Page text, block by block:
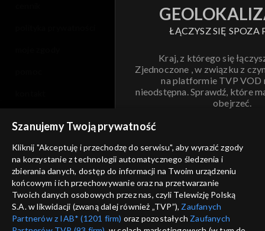
ŁĄCZYSZ SIĘ SPOZA
Kraj, z którego się
Zjednoczone , w związku z
na platformie TVP VOD
nieodstępna. Sprawdź, które
obejrzeć.
ANULUJ
informacje o dostawcy usług
Szanujemy Twoją prywatność
Kliknij "Akceptuję i przechodzę do serwisu", aby wyrazić zgody
na korzystanie z technologii automatycznego śledzenia i
zbierania danych, dostęp do informacji na Twoim urządzeniu
końcowym i ich przechowywanie oraz na przetwarzanie
Twoich danych osobowych przez nas, czyli Telewizję Polską
S.A. w likwidacji (zwaną dalej również „TVP”), Zaufanych
Partnerów z IAB* (1201 firm) oraz pozostałych Zaufanych